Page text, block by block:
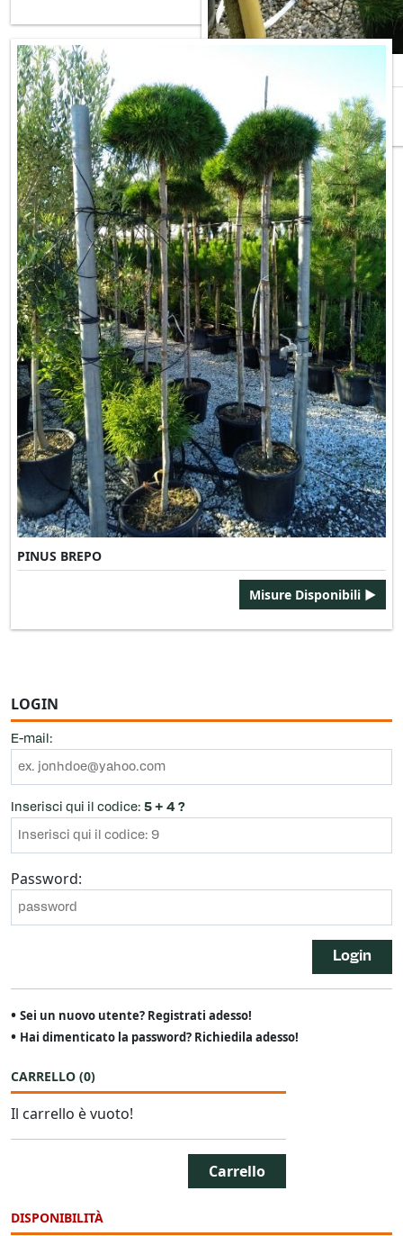
PINUS NIGRA AUSTRIACA
PINUS BREPO
Misure Disponibili ►
LOGIN
E-mail:
Inserisci qui il codice: 5 + 4 ?
Password:
Login
• Sei un nuovo utente? Registrati adesso!
• Hai dimenticato la password? Richiedila adesso!
CARRELLO (0)
Il carrello è vuoto!
Carrello
DISPONIBILITÀ